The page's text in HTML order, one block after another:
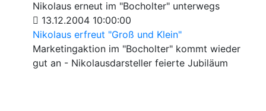
Nikolaus erneut im "Bocholter" unterwegs
13.12.2004 10:00:00
Nikolaus erfreut "Groß und Klein"
Marketingaktion im "Bocholter" kommt wieder
gut an - Nikolausdarsteller feierte Jubiläum